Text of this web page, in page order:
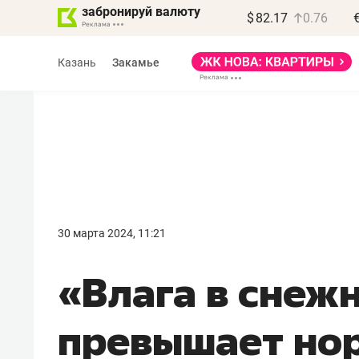
забронируй валюту $ 82.17 0.76
Казань Закамье
30 марта 2024, 11:21
«Влага в
превышает
правил, бизнес может
потерять минимум